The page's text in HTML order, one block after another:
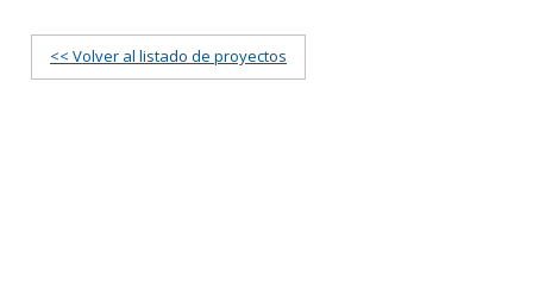
<< Volver al listado de proyectos